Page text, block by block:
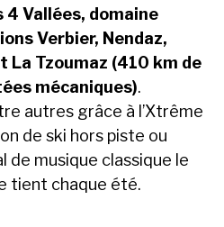
4 Vallées, domaine
Verbier, Nendaz,
La Tzoumaz (410 km de
mécaniques).
autres grâce à l’Xtrême
de ski hors piste ou
musique classique le
tient chaque été.